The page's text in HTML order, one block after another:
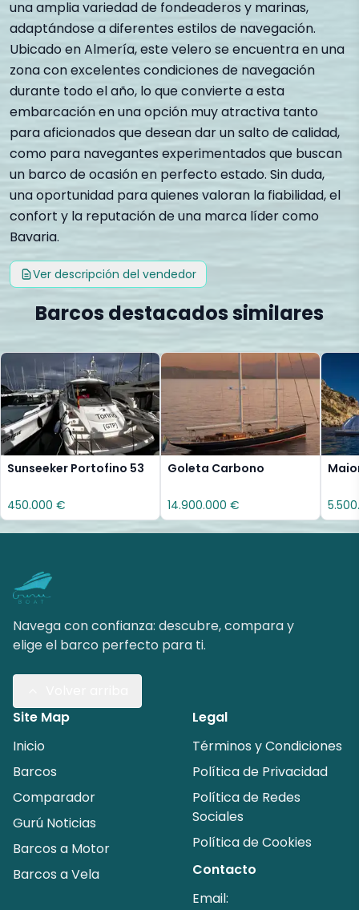
una amplia variedad de fondeaderos y marinas,
adaptándose a diferentes estilos de navegación.
Ubicado en Almería, este velero se encuentra en una
zona con excelentes condiciones de navegación
durante todo el año, lo que convierte a esta
embarcación en una opción muy atractiva tanto
para aficionados que desean dar un salto de calidad,
como para navegantes experimentados que buscan
un barco de ocasión en perfecto estado. Sin duda,
una oportunidad para quienes valoran la fiabilidad, el
confort y la reputación de una marca líder como
Bavaria.
Ver descripción del vendedor
Barcos destacados similares
Sunseeker Portofino 53
450.000 €
Goleta Carbono
14.900.000 €
Navega con confianza: descubre, compara y
elige el barco perfecto para ti.
Site Map
Inicio
Barcos
Comparador
Gurú Noticias
Barcos a Motor
Barcos a Vela
Legal
Términos y Condiciones
Política de Privacidad
Política de Redes
Sociales
Política de Cookies
Contacto
Email: